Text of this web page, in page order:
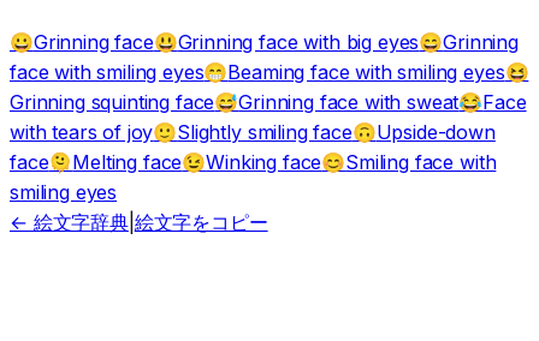
😀Grinning face😃Grinning face with big eyes😄Grinning
face with smiling eyes😁Beaming face with smiling eyes😆
Grinning squinting face😅Grinning face with sweat😂Face
with tears of joy🙂Slightly smiling face🙃Upside-down
face🫠Melting face😉Winking face😊Smiling face with
smiling eyes
← 絵文字辞典| 絵文字をコピー